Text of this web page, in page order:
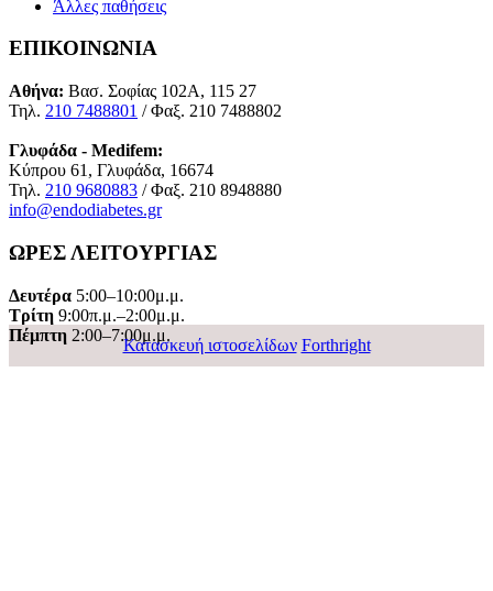
Άλλες παθήσεις
ΕΠΙΚΟΙΝΩΝΙΑ
Αθήνα: Βασ. Σοφίας 102Α, 115 27
Τηλ. 210 7488801 / Φαξ. 210 7488802
Γλυφάδα - Medifem:
Κύπρου 61, Γλυφάδα, 16674
Τηλ. 210 9680883 / Φαξ. 210 8948880
info@endodiabetes.gr
ΩΡΕΣ ΛΕΙΤΟΥΡΓΙΑΣ
Δευτέρα 5:00–10:00μ.μ.
Τρίτη 9:00π.μ.–2:00μ.μ.
Πέμπτη 2:00–7:00μ.μ.
Κατασκευή ιστοσελίδων Forthright